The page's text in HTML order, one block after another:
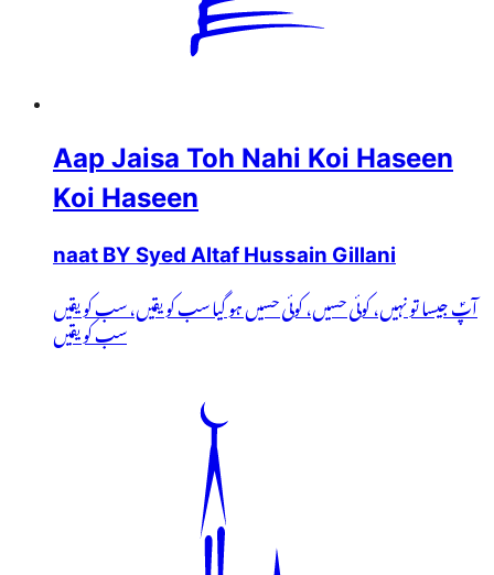
Aap Jaisa Toh Nahi Koi Haseen
Koi Haseen
naat BY Syed Altaf Hussain Gillani
آپؐ جیسا تو نہیں، کوئی حسیں، کوئی حسیں ہو گیا سب کو یقیں، سب کو یقیں
سب کو یقیں